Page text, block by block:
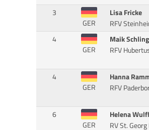
3
GER
Lisa Fricke
RFV
4
GER
Maik
RFV
4
GER
Hanna
RFV
6
GER
Helena
RV St.